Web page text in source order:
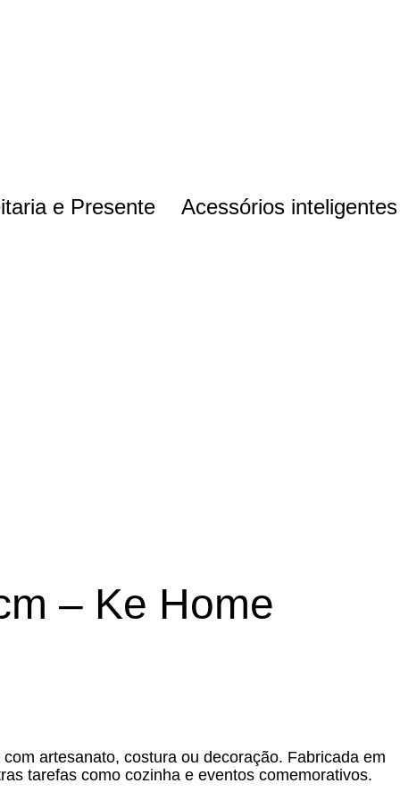
e Presente Acessórios inteligentes
– Ke Home
artesanato, costura ou decoração. Fabricada em
tarefas como cozinha e eventos comemorativos.